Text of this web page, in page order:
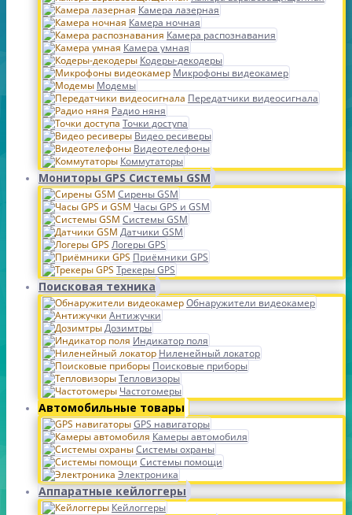
Камера лазерная
Камера ночная
Камера распознавания
Камера умная
Кодеры-декодеры
Микрофоны видеокамер
Модемы
Передатчики видеосигнала
Радио няня
Точки доступа
Видео ресиверы
Видеотелефоны
Коммутаторы
Мониторы GPS Системы GSM
Сирены GSM
Часы GPS и GSM
Системы GSM
Датчики GSM
Логеры GPS
Приёмники GPS
Трекеры GPS
Поисковая техника
Обнаружители видеокамер
Антижучки
Дозимтры
Индикатор поля
Ниленейный локатор
Поисковые приборы
Тепловизоры
Частотомеры
Автомобильные товары
GPS навигаторы
Камеры автомобиля
Системы охраны
Системы помощи
Электроника
Аппаратные кейлоггеры
Кейлоггеры